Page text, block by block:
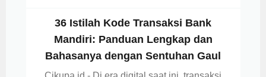
36 Istilah Kode Transaksi Bank
Mandiri: Panduan Lengkap dan
Bahasanya dengan Sentuhan Gaul